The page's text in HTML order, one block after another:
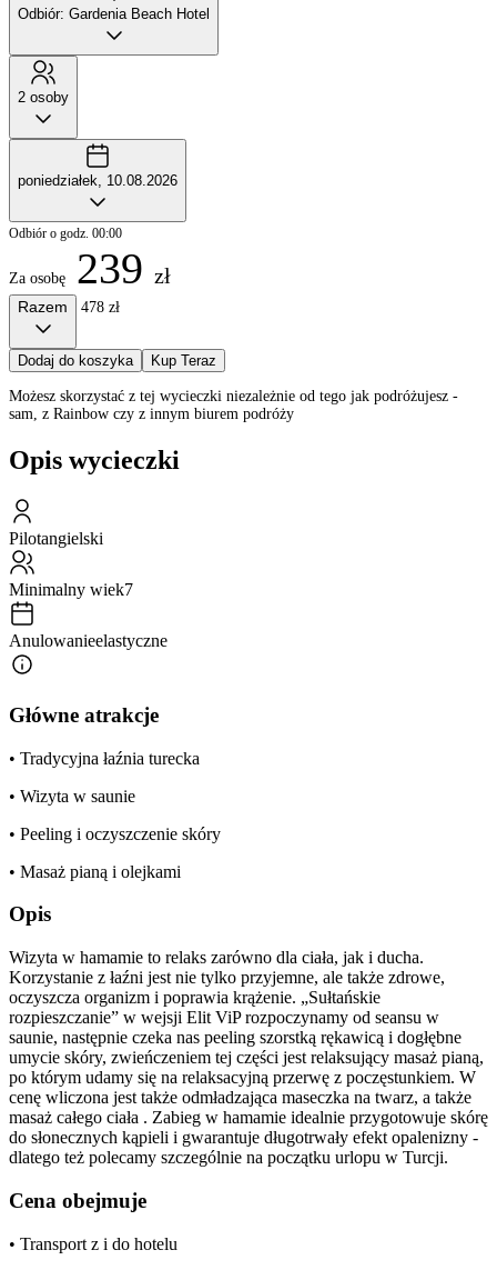
Odbiór: Gardenia Beach Hotel
2 osoby
poniedziałek, 10.08.2026
Odbiór o godz. 00:00
Za osobę 239 zł
Razem 478 zł
Dodaj do koszyka Kup Teraz
Możesz skorzystać z tej wycieczki niezależnie od tego jak podróżujesz -
sam, z Rainbow czy z innym biurem podróży
Opis wycieczki
Pilotangielski
Minimalny wiek7
Anulowanieelastyczne
Główne atrakcje
• Tradycyjna łaźnia turecka
• Wizyta w saunie
• Peeling i oczyszczenie skóry
• Masaż pianą i olejkami
Opis
Wizyta w hamamie to relaks zarówno dla ciała, jak i ducha.
Korzystanie z łaźni jest nie tylko przyjemne, ale także zdrowe,
oczyszcza organizm i poprawia krążenie. „Sułtańskie
rozpieszczanie” w wejsji Elit ViP rozpoczynamy od seansu w
saunie, następnie czeka nas peeling szorstką rękawicą i dogłębne
umycie skóry, zwieńczeniem tej części jest relaksujący masaż pianą,
po którym udamy się na relaksacyjną przerwę z poczęstunkiem. W
cenę wliczona jest także odmładzająca maseczka na twarz, a także
masaż całego ciała . Zabieg w hamamie idealnie przygotowuje skórę
do słonecznych kąpieli i gwarantuje długotrwały efekt opalenizny -
dlatego też polecamy szczególnie na początku urlopu w Turcji.
Cena obejmuje
• Transport z i do hotelu